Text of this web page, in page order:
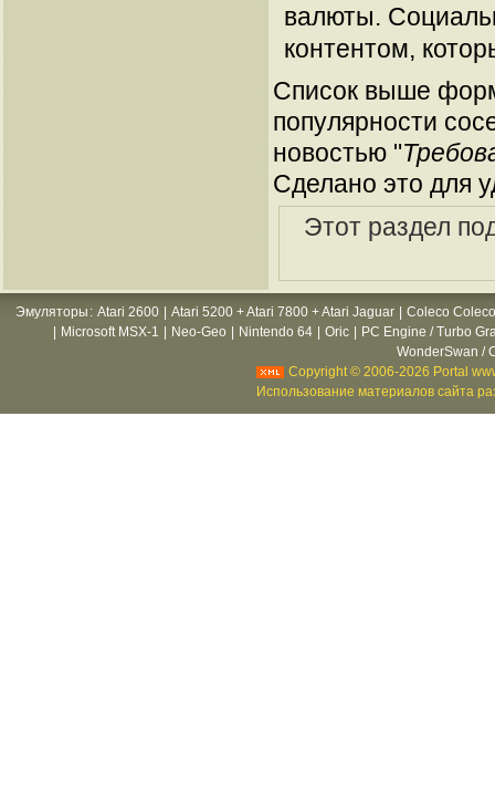
валюты.
контентом,
Список выше
популярности
новостью "
Сделано это для
Этот раздел
Эмуляторы : Atari 2600 Atari 5200 + Atari 7800 + Atari Jaguar
Coleco
Microsoft MSX-1 Neo-Geo Nintendo 64 Oric
PC Engine / Turbo
WonderSwan /
Copyright © 2006-2026 Portal
Использование материалов сайта